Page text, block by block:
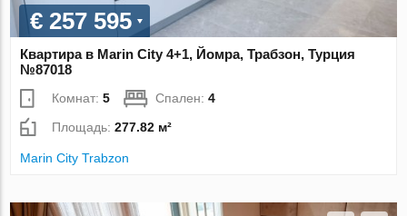
€ 257 595
Квартира в Marin City 4+1, Йомра, Трабзон, Турция
№87018
Комнат:5 Спален:4
Площадь:277.82 м²
Marin City Trabzon